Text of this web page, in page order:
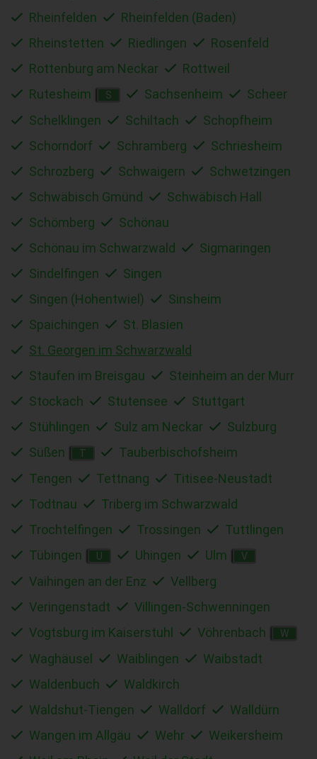
Rheinfelden
Rheinfelden (Baden)
Rheinstetten
Riedlingen
Rosenfeld
Rottenburg am Neckar
Rottweil
Rutesheim
S Sachsenheim
Scheer
Schelklingen
Schiltach
Schopfheim
Schorndorf
Schramberg
Schriesheim
Schrozberg
Schwaigern
Schwetzingen
Schwäbisch Gmünd
Schwäbisch Hall
Schömberg
Schönau
Schönau im Schwarzwald
Sigmaringen
Sindelfingen
Singen
Singen (Hohentwiel)
Sinsheim
Spaichingen
St. Blasien
St. Georgen im Schwarzwald
Staufen im Breisgau
Steinheim an der Murr
Stockach
Stutensee
Stuttgart
Stühlingen
Sulz am Neckar
Sulzburg
Süßen
T
Tauberbischofsheim
Tengen
Tettnang
Titisee-Neustadt
Todtnau
Triberg im Schwarzwald
Trochtelfingen
Trossingen
Tuttlingen
Tübingen
U Uhingen Ulm V
Vaihingen an der Enz
Vellberg
Veringenstadt
Villingen-Schwenningen
Vogtsburg im Kaiserstuhl
Vöhrenbach W
Waghäusel Waiblingen
Waibstadt
Waldenbuch
Waldkirch
Waldshut-Tiengen
Walldorf
Walldürn
Wangen im Allgäu
Wehr
Weikersheim